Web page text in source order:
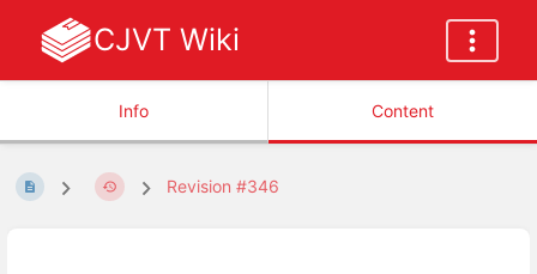
CJVT Wiki
Info Content
Revision #346